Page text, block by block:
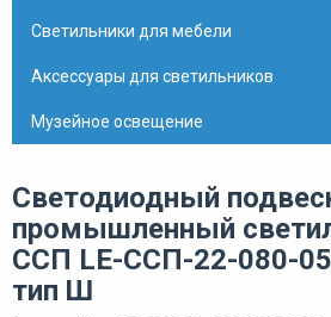
Светильники для мебели
Аксессуары для светильников
Музейное освещение
Светодиодный
промышленный
ССП LE-ССП-22-080-
тип Ш